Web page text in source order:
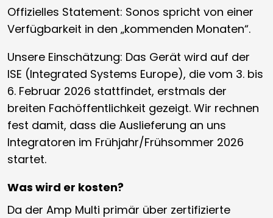
Offizielles Statement: Sonos spricht von einer
Verfügbarkeit in den „kommenden Monaten“.
Unsere Einschätzung: Das Gerät wird auf der
ISE (Integrated Systems Europe), die vom 3. bis
6. Februar 2026 stattfindet, erstmals der
breiten Fachöffentlichkeit gezeigt. Wir rechnen
fest damit, dass die Auslieferung an uns
Integratoren im Frühjahr/Frühsommer 2026
startet.
Was wird er kosten?
Da der Amp Multi primär über zertifizierte